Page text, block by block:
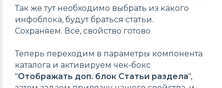
Так же тут необходимо выбрать из какого
инфоблока, будут браться статьи.
Сохраняем. Всё, свойство готово
Теперь переходим в параметры компонента
каталога и активируем чек-бокс
"Отображать доп. блок Статьи раздела",